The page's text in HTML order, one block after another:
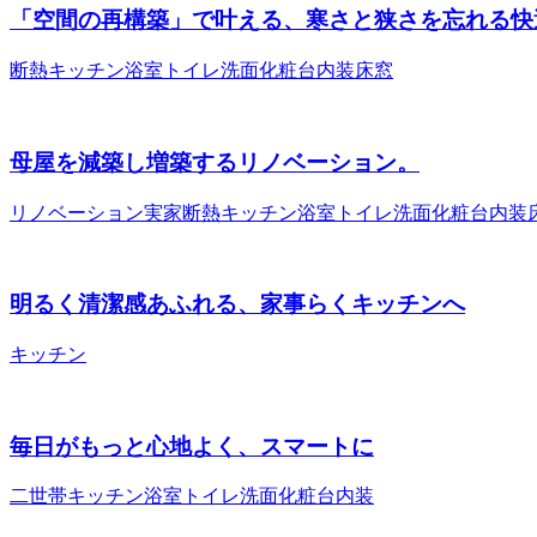
「空間の再構築」で叶える、寒さと狭さを忘れる
断熱キッチン浴室 トイレ洗面化粧台内装床窓
母屋を減築し増築するリノベーション。
リノベーション実家断熱キッチン浴室 トイレ洗面化粧台内装
明るく清潔感あふれる、家事らくキッチンへ
キッチン
毎日がもっと心地よく、スマートに
二世帯キッチン浴室 トイレ洗面化粧台内装